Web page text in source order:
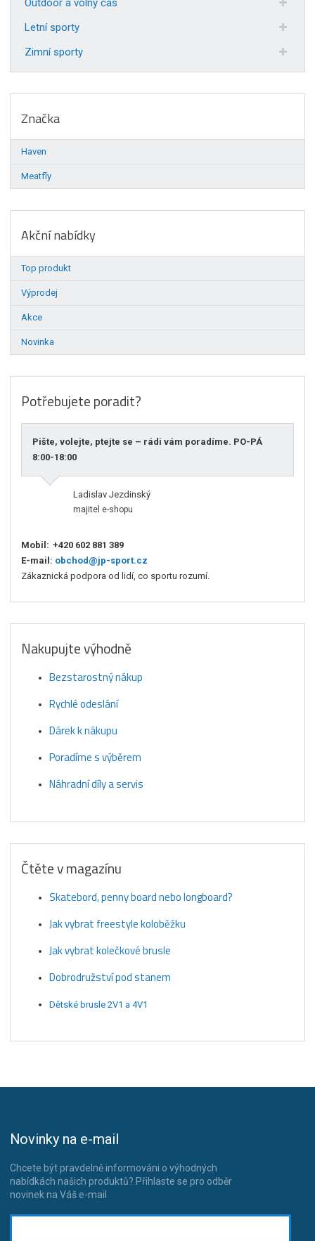
Outdoor a volný čas
Letní sporty
Zimní sporty
Značka
Haven
Meatfly
Akční nabídky
Top produkt
Výprodej
Akce
Novinka
Potřebujete poradit?
Pište, volejte, ptejte se – rádi vám poradíme. PO-PÁ
8:00-18:00
Ladislav Jezdinský
majitel e-shopu
Mobil: +420 602 881 389
E-mail: obchod@jp-sport.cz
Zákaznická podpora od lidí, co sportu rozumí.
Nakupujte výhodně
Bezstarostný nákup
Rychlé odeslání
Dárek k nákupu
Poradíme s výběrem
Náhradní díly a servis
Čtěte v magazínu
Skatebord, penny board nebo longboard?
Jak vybrat freestyle koloběžku
Jak vybrat kolečkové brusle
Dobrodružství pod stanem
Dětské brusle 2V1 a 4V1
Novinky na e-mail
Chcete být pravdelně informováni o výhodných
nabídkách našich produktů? Přihlaste se pro odběr
novinek na Váš e-mail